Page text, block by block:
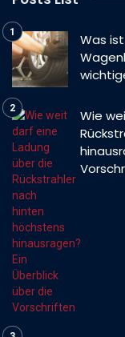
Was
Wie